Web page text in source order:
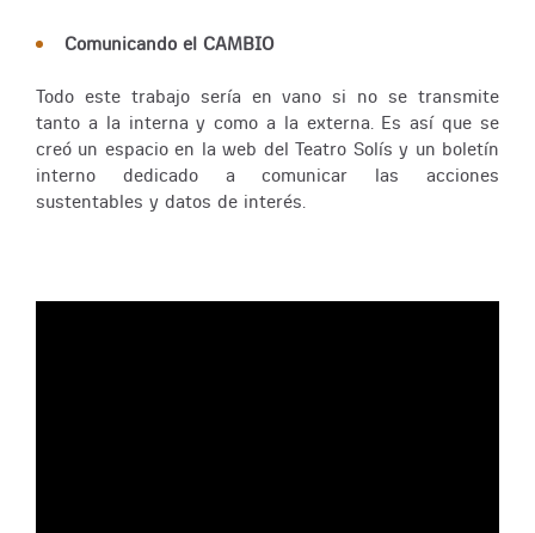
Comunicando el CAMBIO
Todo este trabajo sería en vano si no se transmite
tanto a la interna y como a la externa. Es así que se
creó un espacio en la web del Teatro Solís y un boletín
interno dedicado a comunicar las acciones
sustentables y datos de interés.